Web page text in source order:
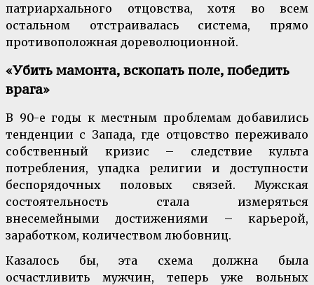
патриархального отцовства, хотя во всем
остальном отстраивалась система, прямо
противоположная дореволюционной.
«Убить мамонта, вскопать поле, победить
врага»
В 90-е годы к местным проблемам добавились
тенденции с Запада, где отцовство переживало
собственный кризис – следствие культа
потребления, упадка религии и доступности
беспорядочных половых связей. Мужская
состоятельность стала измеряться
внесемейными достижениями – карьерой,
заработком, количеством любовниц.
Казалось бы, эта схема должна была
осчастливить мужчин, теперь уже вольных